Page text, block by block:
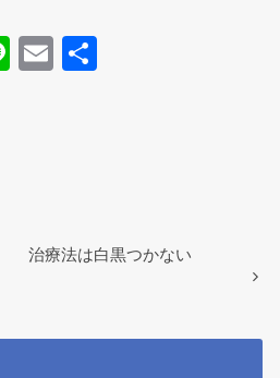
Li
E
治療法は白黒つかない